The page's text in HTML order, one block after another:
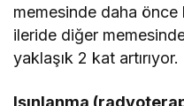
memesinde daha önce
ileride diğer
yaklaşık 2 kat artırıyor.
Işınlanma